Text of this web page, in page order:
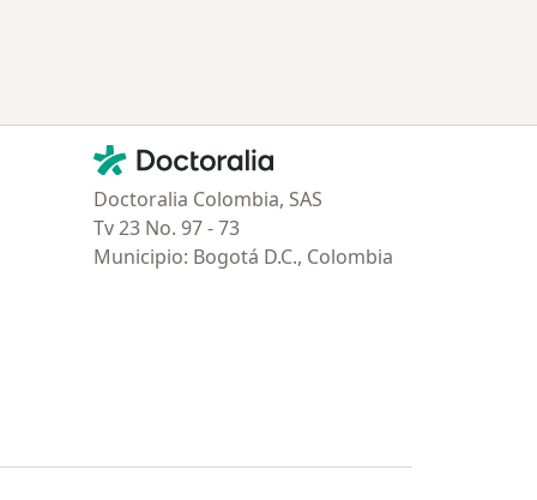
Contacto
Doctoralia - Página de inicio
Doctoralia Colombia, SAS
Tv 23 No. 97 - 73
Municipio: Bogotá D.C., Colombia